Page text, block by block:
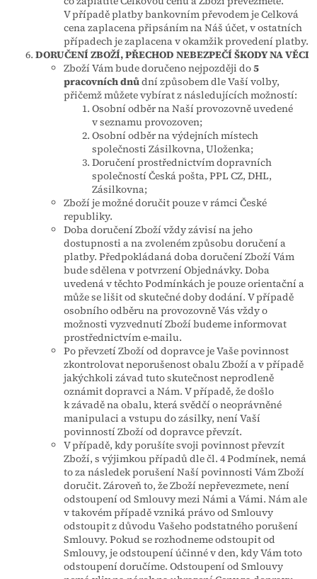
V případě platby bankovním převodem je Celková
cena zaplacena připsáním na Náš účet, v ostatních
případech je zaplacena v okamžik provedení platby.
DORUČENÍ ZBOŽÍ, PŘECHOD NEBEZPEČÍ ŠKODY NA VĚCI
Zboží Vám bude doručeno nejpozději do5
pracovních dnůdní způsobem dle Vaší volby,
přičemž můžete vybírat z následujících možností:
Osobní odběr na Naší provozovně uvedené
v seznamu provozoven;
Osobní odběr na výdejních místech
společnosti Zásilkovna, Uloženka;
Doručení prostřednictvím dopravních
společností Česká pošta, PPL CZ, DHL,
Zásilkovna;
Zboží je možné doručit pouze v rámci České
republiky.
Doba doručení Zboží vždy závisí na jeho
dostupnosti a na zvoleném způsobu doručení a
platby. Předpokládaná doba doručení Zboží Vám
bude sdělena v potvrzení Objednávky. Doba
uvedená v těchto Podmínkách je pouze orientační a
může se lišit od skutečné doby dodání. V případě
osobního odběru na provozovně Vás vždy o
možnosti vyzvednutí Zboží budeme informovat
prostřednictvím e-mailu.
Po převzetí Zboží od dopravce je Vaše povinnost
zkontrolovat neporušenost obalu Zboží a v případě
jakýchkoli závad tuto skutečnost neprodleně
oznámit dopravci a Nám. V případě, že došlo
k závadě na obalu, která svědčí o neoprávněné
manipulaci a vstupu do zásilky, není Vaší
povinností Zboží od dopravce převzít.
V případě, kdy porušíte svoji povinnost převzít
Zboží, s výjimkou případů dle čl. 4 Podmínek, nemá
to za následek porušení Naší povinnosti Vám Zboží
doručit. Zároveň to, že Zboží nepřevezmete, není
odstoupení od Smlouvy mezi Námi a Vámi. Nám ale
v takovém případě vzniká právo od Smlouvy
odstoupit z důvodu Vašeho podstatného porušení
Smlouvy. Pokud se rozhodneme odstoupit od
Smlouvy, je odstoupení účinné v den, kdy Vám toto
odstoupení doručíme. Odstoupení od Smlouvy